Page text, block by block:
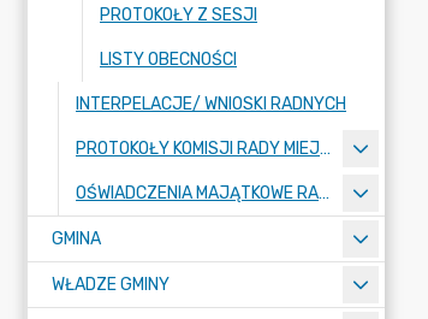
PROTOKOŁY Z SESJI
LISTY OBECNOŚCI
INTERPELACJE/ WNIOSKI RADNYCH
PROTOKOŁY KOMISJI RADY MIEJSKIEJ
OŚWIADCZENIA MAJĄTKOWE RADNYCH
GMINA
WŁADZE GMINY